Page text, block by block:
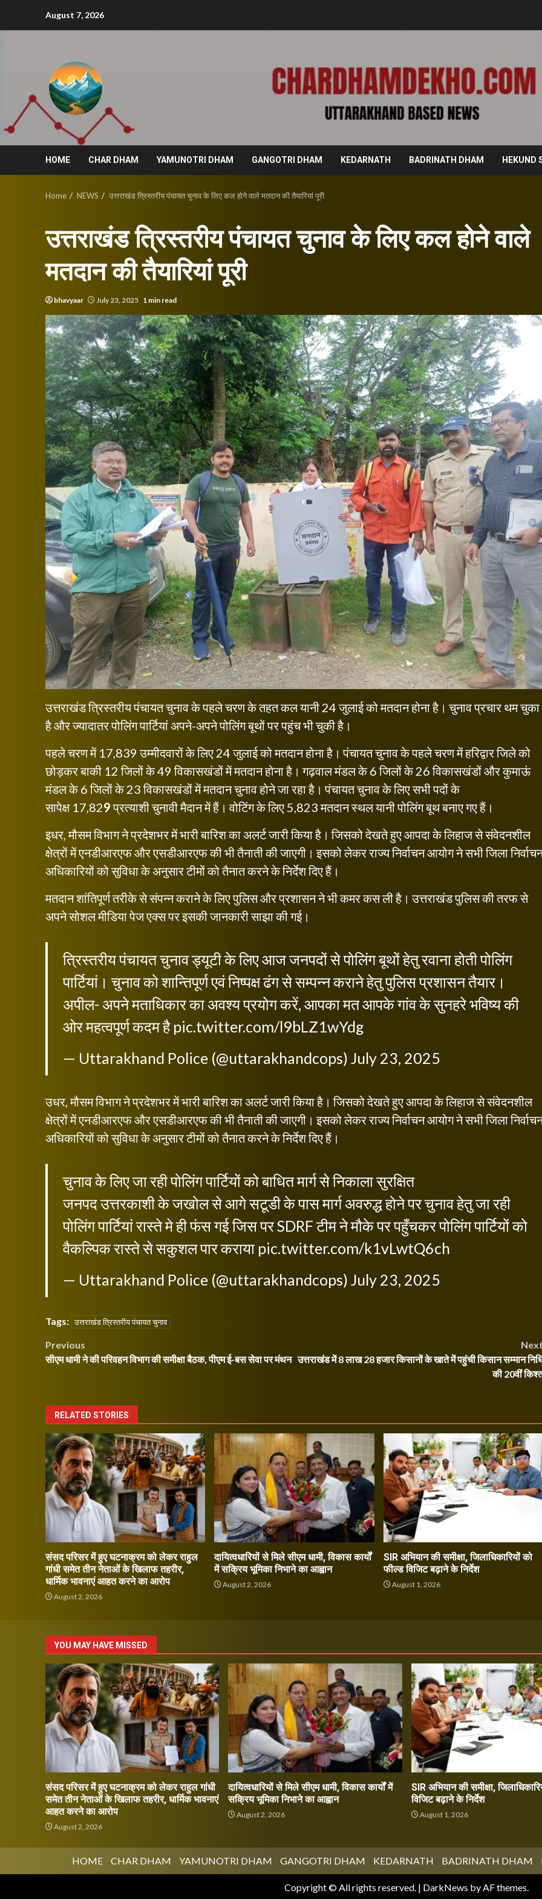
August 7, 2026
HOME CHAR DHAM YAMUNOTRI DHAM GANGOTRI DHAM KEDARNATH BADRINATH DHAM HEKUND
Home NEWS उत्तराखंड त्रिस्तरीय पंचायत चुनाव के लिए कल होने वाले मतदान की तैयारियां पूरी
उत्तराखंड त्रिस्तरीय पंचायत चुनाव के लिए कल होने वाले
मतदान की तैयारियां पूरी
bhavyaar July 23, 2025 1 min read
उत्तराखंड त्रिस्तरीय पंचायत चुनाव के पहले चरण के तहत कल यानी 24 जुलाई को मतदान होना है। चुनाव प्रचार थम चुका
है और ज्यादातर पोलिंग पार्टियां अपने-अपने पोलिंग बूथों पर पहुंच भी चुकी है।
पहले चरण में 17,839 उम्मीदवारों के लिए 24 जुलाई को मतदान होना है। पंचायत चुनाव के पहले चरण में हरिद्वार जिले को
छोड़कर बाकी 12 जिलों के 49 विकासखंडों में मतदान होना है। गढ़वाल मंडल के 6 जिलों के 26 विकासखंडों और कुमाऊं
मंडल के 6 जिलों के 23 विकासखंडों मेंमतदान चुनाव होने जा रहा है। पंचायत चुनाव के लिए सभी पदों के
सापेक्ष 17,829प्रत्याशी चुनावी मैदान में हैं। वोटिंग के लिए 5,823 मतदान स्थल यानी पोलिंग बूथ बनाए गए हैं।
इधर, मौसम विभाग ने प्रदेशभर में भारी बारिश का अलर्ट जारी किया है। जिसको देखते हुए आपदा के लिहाज से संवेदनशील
क्षेत्रों में एनडीआरएफ और एसडीआरएफ की भी तैनाती की जाएगी। इसको लेकर राज्य निर्वाचन आयोग ने सभी जिला
अधिकारियों को सुविधा के अनुसार टीमों को तैनात करने के निर्देश दिए हैं।
मतदान शांतिपूर्ण तरीके से संपन्न कराने के लिए पुलिस और प्रशासन ने भी कमर कस ली है। उत्तराखंड पुलिस की तरफ से
अपने सोशल मीडिया पेज एक्स पर इसकी जानकारी साझा की गई।
त्रिस्तरीय पंचायत चुनाव ड्यूटी के लिए आज जनपदों से पोलिंग बूथों हेतु रवाना होती पोलिंग
पार्टियां। चुनाव को शान्तिपूर्ण एवं निष्पक्ष ढंग से सम्पन्न कराने हेतु पुलिस प्रशासन तैयार।
अपील- अपने मताधिकार का अवश्य प्रयोग करें, आपका मत आपके गांव के सुनहरे भविष्य की
ओर महत्वपूर्ण कदम है pic.twitter.com/l9bLZ1wYdg
— Uttarakhand Police (@uttarakhandcops) July 23, 2025
उधर, मौसम विभाग ने प्रदेशभर में भारी बारिश का अलर्ट जारी किया है। जिसको देखते हुए आपदा के लिहाज से संवेदनशील
क्षेत्रों में एनडीआरएफ और एसडीआरएफ की भी तैनाती की जाएगी। इसको लेकर राज्य निर्वाचन आयोग ने सभी जिला
अधिकारियों को सुविधा के अनुसार टीमों को तैनात करने के निर्देश दिए हैं।
चुनाव के लिए जा रही पोलिंग पार्टियों को बाधित मार्ग से निकाला सुरक्षित
जनपद उत्तरकाशी के जखोल से आगे सटूडी के पास मार्ग अवरुद्ध होने पर चुनाव हेतु जा रही
पोलिंग पार्टियां रास्ते मे ही फंस गई जिस पर SDRF टीम ने मौके पर पहुँचकर पोलिंग पार्टियों को
वैकल्पिक रास्ते से सकुशल पार कराया pic.twitter.com/k1vLwtQ6ch
— Uttarakhand Police (@uttarakhandcops) July 23, 2025
Tags: उत्तराखंड त्रिस्तरीय पंचायत चुनाव
Post
Previous
सीएम धामी ने की परिवहन विभाग की समीक्षा बैठक, पीएम ई-बस सेवा पर मंथन उत्तराखंड में 8 लाख 28 हजार किसानों के खाते में पहुंची किसान सम्मान
की 20वीं
RELATED STORIES
संसद परिसर में हुए घटनाक्रम को लेकर राहुल
गांधी समेत तीन नेताओं के खिलाफ तहरीर,
धार्मिक भावनाएं आहत करने का आरोप
August 2, 2026
दायित्वधारियों से मिले सीएम धामी, विकास कार्यों
में सक्रिय भूमिका निभाने का आह्वान
August 2, 2026
SIR अभियान की समीक्षा, जिलाधिकारियों को
फील्ड विजिट बढ़ाने के निर्देश
August 1, 2026
YOU MAY HAVE MISSED
संसद परिसर में हुए घटनाक्रम को लेकर राहुल गांधी
समेत तीन नेताओं के खिलाफ तहरीर, धार्मिक भावनाएं
आहत करने का आरोप
August 2, 2026
दायित्वधारियों से मिले सीएम धामी, विकास कार्यों में
सक्रिय भूमिका निभाने का आह्वान
August 2, 2026
SIR अभियान की समीक्षा,
विजिट बढ़ाने के निर्देश
August 1, 2026
HOME CHAR DHAM YAMUNOTRI DHAM GANGOTRI DHAM KEDARNATH BADRINATH DHAM
Copyright © All rights reserved. | DarkNews by AF themes.